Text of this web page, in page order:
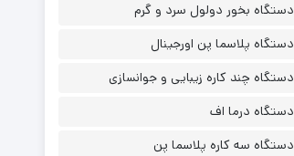
دستگاه بخور دولول سرد و گرم
دستگاه پلاسما پن اورجینال
دستگاه چند کاره زیبایی و جوانسازی
دستگاه درما اف
دستگاه سه کاره پلاسما پن